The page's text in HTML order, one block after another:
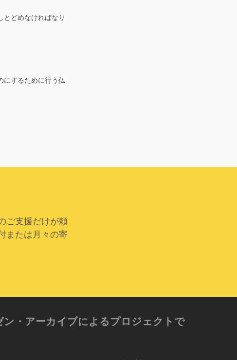
とどめなければなり
にするために行う仏
ご支援だけが頼
または月々の寄
・アーカイブによるプロジェクトで